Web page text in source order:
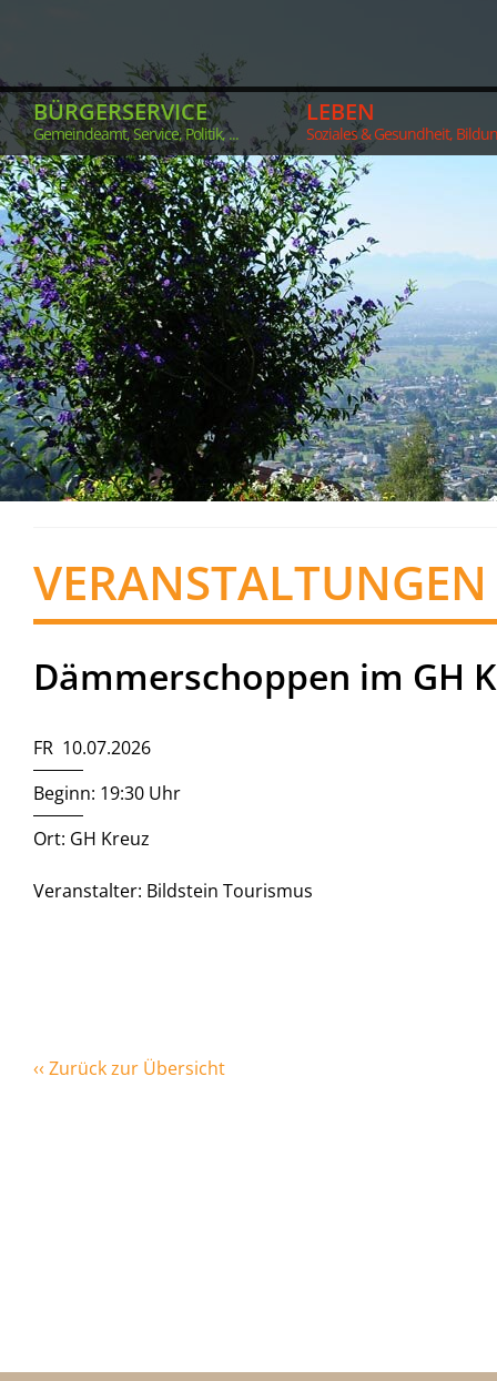
BÜRGERSERVICE
Gemeindeamt, Service, Politik, ...
LEBEN
Soziales & Gesundheit,
VERANSTALTUNGEN
Dämmerschoppen im GH
FR 10.07.2026
Beginn: 19:30 Uhr
Ort: GH Kreuz
Veranstalter: Bildstein Tourismus
‹‹ Zurück zur Übersicht